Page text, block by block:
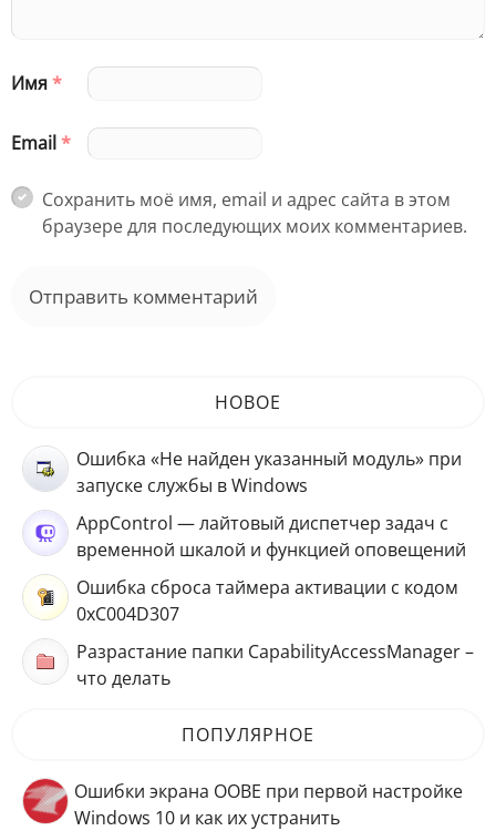
Имя*
Email*
Сохранить моё имя, email и адрес сайта в этом
браузере для последующих моих комментариев.
НОВОЕ
Ошибка «Не найден указанный модуль» при
запуске службы в Windows
AppControl — лайтовый диспетчер задач с
временной шкалой и функцией оповещений
Ошибка сброса таймера активации с кодом
0xC004D307
Разрастание папки CapabilityAccessManager –
что делать
ПОПУЛЯРНОЕ
Ошибки экрана OOBE при первой настройке
Windows 10 и как их устранить